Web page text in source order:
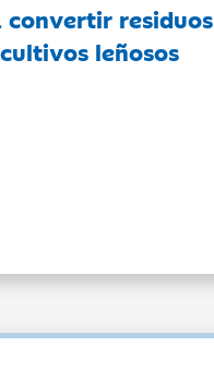
convertir residuos
leñosos